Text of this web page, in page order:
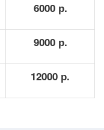
6000 р.
9000 р.
12000 р.